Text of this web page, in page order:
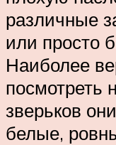
различные
или просто
Наиболее
посмотреть
зверьков
белые,